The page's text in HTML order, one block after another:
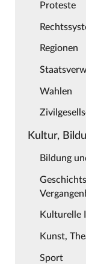
Proteste
Regionen
Wahlen
Kultur,
Bildung
Kulturelle
Kunst,
Sport